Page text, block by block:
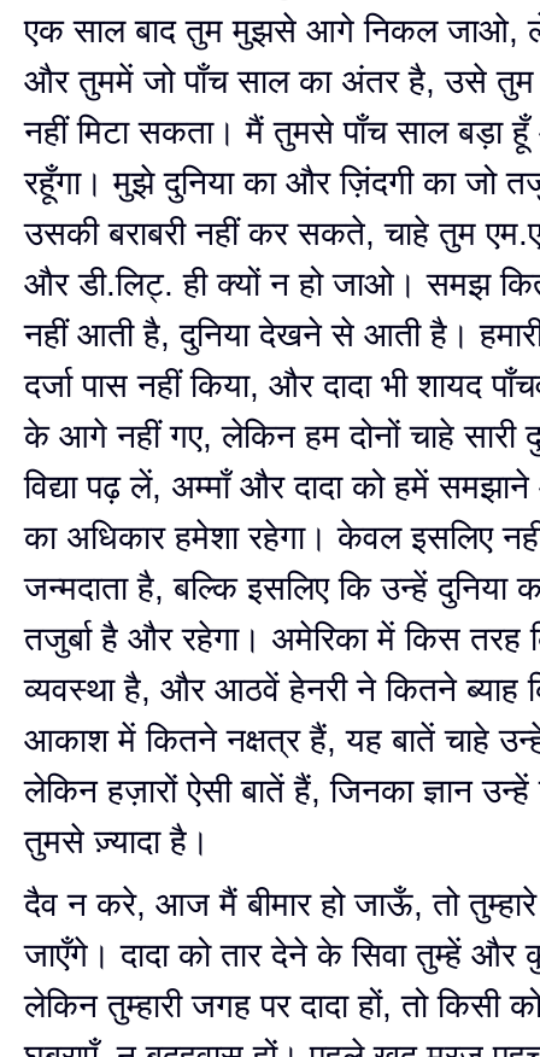
एक साल बाद तुम मुझसे आगे निकल जाओ,
और तुममें जो पाँच साल का अंतर है, उसे तुम
नहीं मिटा सकता। मैं तुमसे पाँच साल बड़ा
रहूँगा। मुझे दुनिया का और ज़िंदगी का जो
उसकी बराबरी नहीं कर सकते, चाहे तुम
और डी.लिट्‍. ही क्यों न हो जाओ। समझ
नहीं आती है, दुनिया देखने से आती है।
दर्जा पास नहीं किया, और दादा भी शायद
के आगे नहीं गए, लेकिन हम दोनों चाहे सारी
विद्या पढ़ लें, अम्माँ और दादा को हमें
का अधिकार हमेशा रहेगा। केवल इसलिए
जन्मदाता है, बल्कि इसलिए कि उन्हें दुनिया
तजुर्बा है और रहेगा। अमेरिका में किस तरह
व्यवस्था है, और आठवें हेनरी ने कितने ब्याह
आकाश में कितने नक्षत्र हैं, यह बातें चाहे
लेकिन हज़ारों ऐसी बातें हैं, जिनका ज्ञान
तुमसे ज़्यादा है।
दैव न करे, आज मैं बीमार हो जाऊँ, तो
जाएँगे। दादा को तार देने के सिवा तुम्हें
लेकिन तुम्हारी जगह पर दादा हों, तो किसी